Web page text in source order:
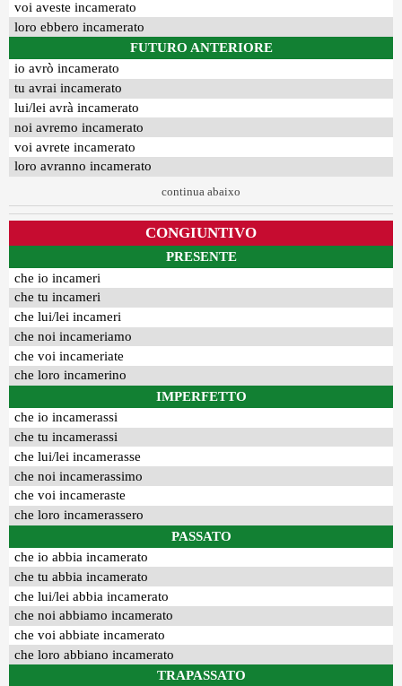
voi aveste incamerato
loro ebbero incamerato
FUTURO ANTERIORE
io avrò incamerato
tu avrai incamerato
lui/lei avrà incamerato
noi avremo incamerato
voi avrete incamerato
loro avranno incamerato
continua abaixo
CONGIUNTIVO
PRESENTE
che io incameri
che tu incameri
che lui/lei incameri
che noi incameriamo
che voi incameriate
che loro incamerino
IMPERFETTO
che io incamerassi
che tu incamerassi
che lui/lei incamerasse
che noi incamerassimo
che voi incameraste
che loro incamerassero
PASSATO
che io abbia incamerato
che tu abbia incamerato
che lui/lei abbia incamerato
che noi abbiamo incamerato
che voi abbiate incamerato
che loro abbiano incamerato
TRAPASSATO